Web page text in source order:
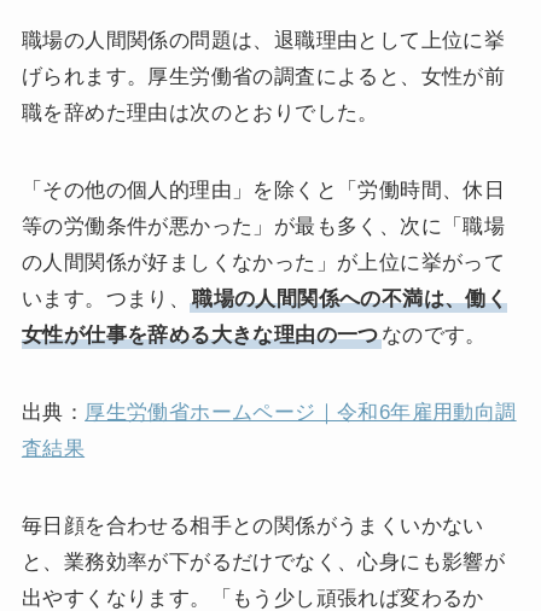
職場の人間関係の問題は、退職理由として上位に挙
げられます。厚生労働省の調査によると、女性が前
職を辞めた理由は次のとおりでした。
「その他の個人的理由」を除くと「労働時間、休日
等の労働条件が悪かった」が最も多く、次に「職場
の人間関係が好ましくなかった」が上位に挙がって
います。つまり、職場の人間関係への不満は、働く
女性が仕事を辞める大きな理由の一つなのです。
出典： 厚生労働省ホームページ｜令和6年雇用動向調
査結果
毎日顔を合わせる相手との関係がうまくいかない
と、業務効率が下がるだけでなく、心身にも影響が
出やすくなります。「もう少し頑張れば変わるか